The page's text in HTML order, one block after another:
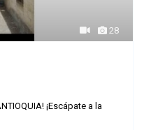
28
¡Escápate a la